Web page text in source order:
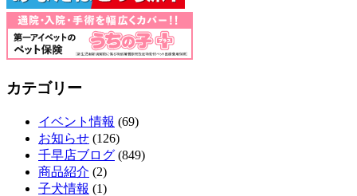
カテゴリー
イベント情報 (69)
お知らせ (126)
千早店ブログ (849)
商品紹介 (2)
子犬情報 (1)